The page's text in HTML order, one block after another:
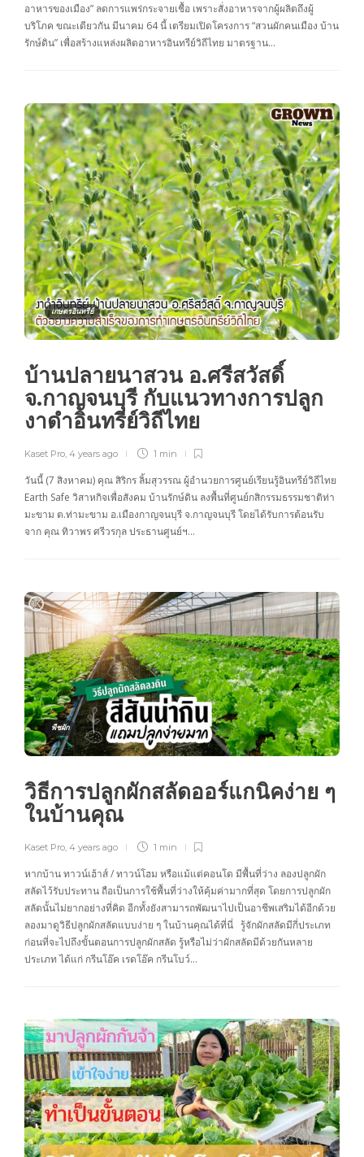
อาหารของเมือง” ลดการแพร่กระจายเชื้อ เพราะสั่งอาหารจากผู้ผลิตถึงผู้
บริโภค ขณะเดียวกัน มีนาคม 64 นี้ เตรียมเปิดโครงการ “สวนผักคนเมือง บ้าน
รักษ์ดิน” เพื่อสร้างแหล่งผลิตอาหารอินทรีย์วิถีไทย มาตรฐาน…
เกษตรอินทรีย์
บ้านปลายนาสวน อ.ศรีสวัสดิ์
จ.กาญจนบุรี กับแนวทางการปลูก
งาดำอินทรีย์วิถีไทย
Kaset Pro, 4 years ago 1 min
วันนี้ (7 สิงหาคม) คุณ สิริกร ลิ้มสุวรรณ ผู้อำนวยการศูนย์เรียนรู้อินทรีย์วิถีไทย
Earth Safe วิสาหกิจเพื่อสังคม บ้านรักษ์ดิน ลงพื้นที่ศูนย์กสิกรรมธรรมชาติท่า
มะขาม ต.ท่ามะขาม อ.เมืองกาญจนบุรี จ.กาญจนบุรี โดยได้รับการต้อนรับ
จาก คุณ ทิวาพร ศรีวรกุล ประธานศูนย์ฯ…
พืชผัก
วิธีการปลูกผักสลัดออร์แกนิคง่าย ๆ
ในบ้านคุณ
Kaset Pro 4 years ago 1 min
หากบ้าน ทาวน์เฮ้าส์ / ทาวน์โฮม หรือแม้แต่คอนโด มีพื้นที่ว่าง ลองปลูกผัก
สลัดไว้รับประทาน ถือเป็นการใช้พื้นที่ว่างให้คุ้มค่ามากที่สุด โดยการปลูกผัก
สลัดนั้นไม่ยากอย่างที่คิด อีกทั้งยังสามารถพัฒนาไปเป็นอาชีพเสริมได้อีกด้วย
ลองมาดูวิธีปลูกผักสลัดแบบง่าย ๆ ในบ้านคุณได้ที่นี่ รู้จักผักสลัดมีกี่ประเภท
ก่อนที่จะไปถึงขั้นตอนการปลูกผักสลัด รู้หรือไม่ว่าผักสลัดมีด้วยกันหลาย
ประเภท ได้แก่ กรีนโอ๊ค เรดโอ๊ค กรีนโบว์…